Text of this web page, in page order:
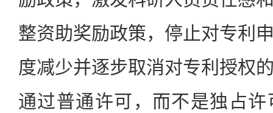
整资助奖励政策，停止对专利
度减少并逐步取消对专利授权
通过普通许可，而不是独占